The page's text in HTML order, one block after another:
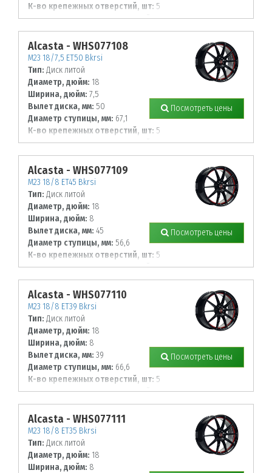
К-во крепежных отверстий, шт: 5
Диаметр располож. отверстий, мм:
114,3
Alcasta - WHS077108
M23 18/7,5 ET50 Bkrsi
Тип: Диск литой
Диаметр, дюйм: 18
Ширина, дюйм: 7,5
Вылет диска, мм: 50
Диаметр ступицы, мм: 67,1
К-во крепежных отверстий, шт: 5
Диаметр располож. отверстий, мм:
114,3
Посмотреть цены
Alcasta - WHS077109
M23 18/8 ET45 Bkrsi
Тип: Диск литой
Диаметр, дюйм: 18
Ширина, дюйм: 8
Вылет диска, мм: 45
Диаметр ступицы, мм: 56,6
К-во крепежных отверстий, шт: 5
Диаметр располож. отверстий, мм:
105
Посмотреть цены
Alcasta - WHS077110
M23 18/8 ET39 Bkrsi
Тип: Диск литой
Диаметр, дюйм: 18
Ширина, дюйм: 8
Вылет диска, мм: 39
Диаметр ступицы, мм: 66,6
К-во крепежных отверстий, шт: 5
Диаметр располож. отверстий, мм:
112
Посмотреть цены
Alcasta - WHS077111
M23 18/8 ET35 Bkrsi
Тип: Диск литой
Диаметр, дюйм: 18
Ширина, дюйм: 8